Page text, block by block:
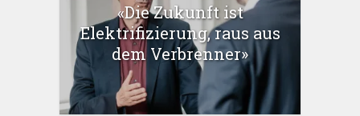
«Die Zukunft ist
Elektrifizierung, raus aus
dem Verbrenner»